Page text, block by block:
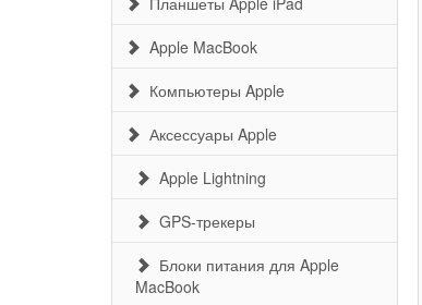
Apple MacBook
Компьютеры Apple
Аксессуары Apple
Apple Lightning
GPS-трекеры
Блоки питания для Apple
MacBook